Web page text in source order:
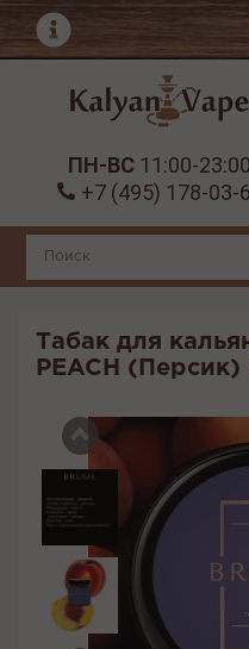
ПН-ВС 11:00-23:00
+7 (495) 178-03-
Табак для
PEACH (Персик)